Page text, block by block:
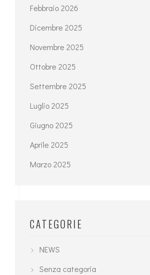
Febbraio 2026
Dicembre 2025
Novembre 2025
Ottobre 2025
Settembre 2025
Luglio 2025
Giugno 2025
Aprile 2025
Marzo 2025
CATEGORIE
NEWS
Senza categoria